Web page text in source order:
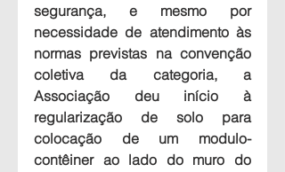
segurança, e mesmo por
necessidade de atendimento às
normas previstas na convenção
coletiva da categoria, a
Associação deu início à
regularização de solo para
colocação de um modulo-
contêiner ao lado do muro do